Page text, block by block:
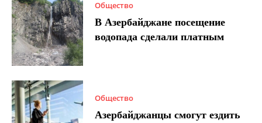
Общество
В Азербайджане посещение
водопада сделали платным
Общество
Азербайджанцы смогут ездить